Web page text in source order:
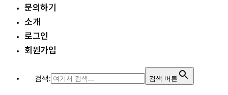
문의하기
소개
로그인
회원가입
검색: 검색 버튼